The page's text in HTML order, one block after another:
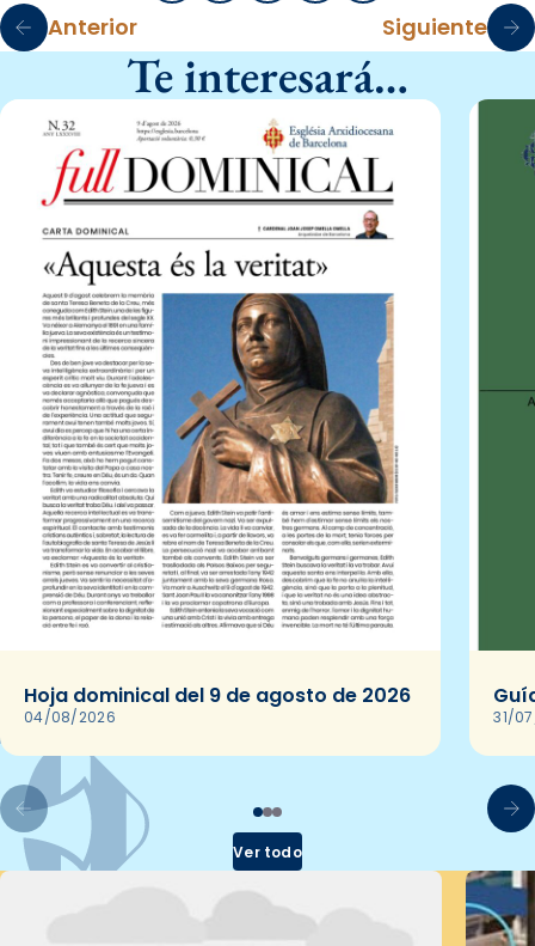
Anterior Siguiente
Te interesará…
Hoja dominical del 9 de agosto de 2026
04/08/2026 31/
Ver todo